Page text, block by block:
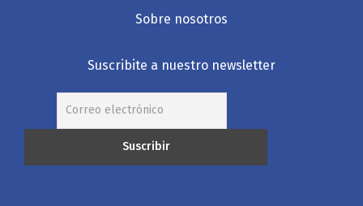
Sobre nosotros
Suscribite a nuestro newsletter